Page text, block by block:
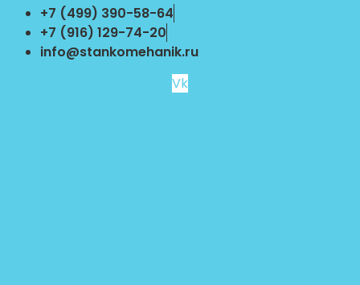
Перейти
содержимому
+7 (499) 390-58-64
+7 (916) 129-74-20
info@stankomehanik.ru
Vk